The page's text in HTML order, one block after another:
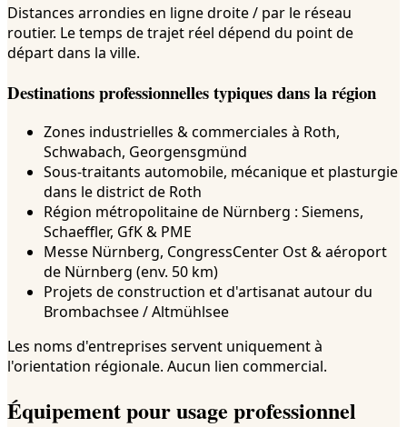
Distances arrondies en ligne droite / par le réseau
routier. Le temps de trajet réel dépend du point de
départ dans la ville.
Destinations professionnelles typiques dans la région
Zones industrielles & commerciales à Roth,
Schwabach, Georgensgmünd
Sous-traitants automobile, mécanique et plasturgie
dans le district de Roth
Région métropolitaine de Nürnberg : Siemens,
Schaeffler, GfK & PME
Messe Nürnberg, CongressCenter Ost & aéroport
de Nürnberg (env. 50 km)
Projets de construction et d'artisanat autour du
Brombachsee / Altmühlsee
Les noms d'entreprises servent uniquement à
l'orientation régionale. Aucun lien commercial.
Équipement pour usage professionnel